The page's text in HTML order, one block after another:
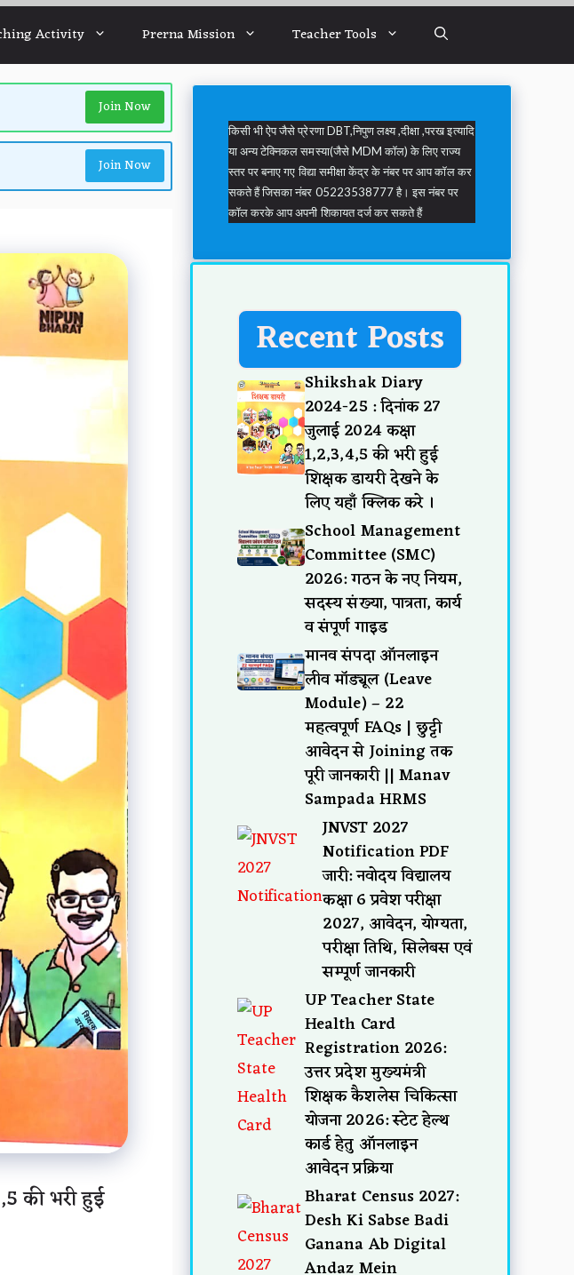
Activity Prerna Mission Teacher Tools
Join Now
Join Now
की भरी हुई
किसी भी ऐप जैसे प्रेरणा DBT,निपुण लक्ष्य ,दीक्षा ,परख इत्यादि
या अन्य टेक्निकल समस्या(जैसे MDM कॉल) के लिए राज्य
स्तर पर बनाए गए विद्या समीक्षा केंद्र के नंबर पर आप कॉल कर
सकते हैं जिसका नंबर 05223538777 है। इस नंबर पर
कॉल करके आप अपनी शिकायत दर्ज कर सकते हैं
Recent Posts
Shikshak Diary
2024-25 : दिनांक 27
जुलाई 2024 कक्षा
1,2,3,4,5 की भरी हुई
शिक्षक डायरी देखने के
लिए यहाँ क्लिक करे ।
School Management
Committee (SMC)
2026: गठन के नए नियम,
सदस्य संख्या, पात्रता, कार्य
व संपूर्ण गाइड
मानव संपदा ऑनलाइन
लीव मॉड्यूल (Leave
Module) – 22
महत्वपूर्ण FAQs | छुट्टी
आवेदन से Joining तक
पूरी जानकारी || Manav
Sampada HRMS
JNVST 2027
Notification PDF
जारी: नवोदय विद्यालय
कक्षा 6 प्रवेश परीक्षा
2027, आवेदन, योग्यता,
परीक्षा तिथि, सिलेबस एवं
सम्पूर्ण जानकारी
UP Teacher State
Health Card
Registration 2026:
उत्तर प्रदेश मुख्यमंत्री
शिक्षक कैशलेस चिकित्सा
योजना 2026: स्टेट हेल्थ
कार्ड हेतु ऑनलाइन
आवेदन प्रक्रिया
Bharat Census 2027:
Desh Ki Sabse Badi
Ganana Ab Digital
Andaz Mein